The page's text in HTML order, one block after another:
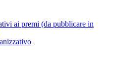
ai premi (da pubblicare in